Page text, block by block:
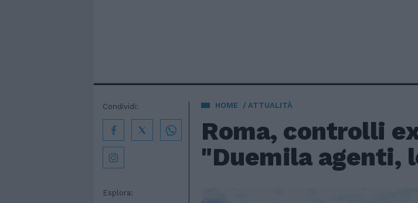
HOME ATTUALITÀ
Roma, controlli
"Duemila agenti,
Esplora:
Condividi: